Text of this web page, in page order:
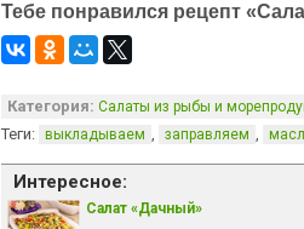
Тебе понравился рецепт
Категория: Салаты из рыбы и
Теги: выкладываем , заправляем ,
Интересное:
Салат «Дачный»